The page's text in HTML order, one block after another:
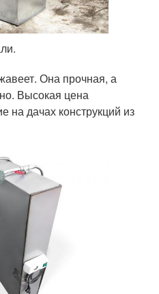
Она прочная, а
Высокая цена
на дачах конструкций из